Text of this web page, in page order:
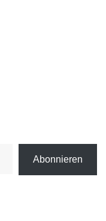
Abonnieren